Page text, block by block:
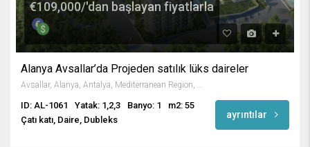
€109,000/'dan başlayan fiyatlarla
Alanya Avsallar’da Projeden satılık lüks daireler
ID: AL-1061 Yatak: 1,2,3 Banyo: 1
m2: 55
Çatı katı, Daire, Dubleks
ayrıntılar